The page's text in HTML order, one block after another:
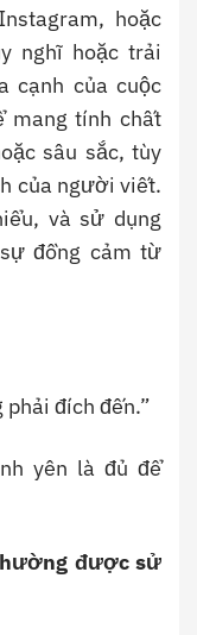
hoặc
nghĩ hoặc trải
cạnh của cuộc
mang tính chất
sâu sắc, tùy
của người viết.
và sử dụng
đồng cảm từ
phải đích đến.”
yên là đủ để
được sử